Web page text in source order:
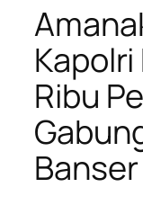
Kapolri
Ribu